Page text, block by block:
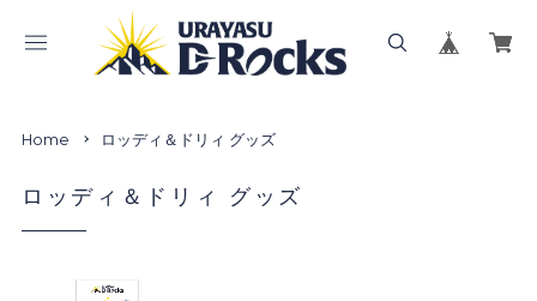
Home ロッディ＆ドリィ グッズ
ロッディ＆ドリィ グッズ